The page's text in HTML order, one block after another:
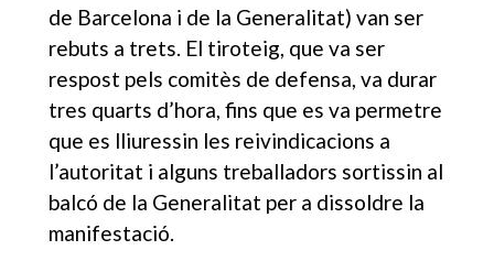
de Barcelona i de la Generalitat) van ser
rebuts a trets. El tiroteig, que va ser
respost pels comitès de defensa, va durar
tres quarts d’hora, fins que es va permetre
que es lliuressin les reivindicacions a
l’autoritat i alguns treballadors sortissin al
balcó de la Generalitat per a dissoldre la
manifestació.